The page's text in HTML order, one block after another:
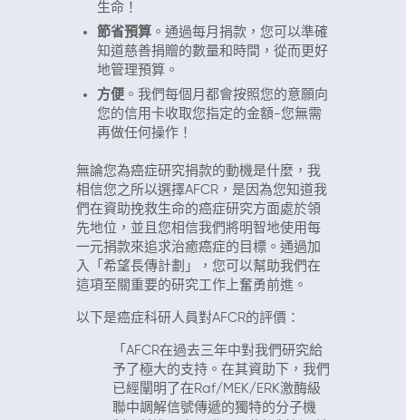
生命！
節省預算。通過每月捐款，您可以準確
知道慈善捐贈的數量和時間，從而更好
地管理預算。
方便。我們每個月都會按照您的意願向
您的信用卡收取您指定的金額-您無需
再做任何操作！
無論您為癌症研究捐款的動機是什麼，我
相信您之所以選擇AFCR，是因為您知道我
們在資助挽救生命的癌症研究方面處於領
先地位，並且您相信我們將明智地使用每
一元捐款來追求治癒癌症的目標。通過加
入「希望長傳計劃」，您可以幫助我們在
這項至關重要的研究工作上奮勇前進。
以下是癌症科研人員對AFCR的評價：
「AFCR在過去三年中對我們研究給
予了極大的支持。在其資助下，我們
已經闡明了在Raf/MEK/ERK激酶級
聯中調解信號傳遞的獨特的分子機